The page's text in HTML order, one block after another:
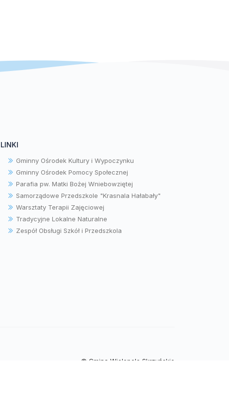
LINKI
Gminny Ośrodek Kultury i Wypoczynku
Gminny Ośrodek Pomocy Społecznej
Parafia pw. Matki Bożej Wniebowziętej
Samorządowe Przedszkole "Krasnala Hałabały"
Warsztaty Terapii Zajęciowej
Tradycyjne Lokalne Naturalne
Zespół Obsługi Szkół i Przedszkola
© Gmina Wielopole Skrzyńskie